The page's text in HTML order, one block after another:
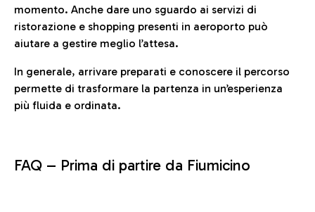
momento. Anche dare uno sguardo ai servizi di
ristorazione e shopping presenti in aeroporto può
aiutare a gestire meglio l’attesa.
In generale, arrivare preparati e conoscere il percorso
permette di trasformare la partenza in un’esperienza
più fluida e ordinata.
FAQ – Prima di partire da Fiumicino